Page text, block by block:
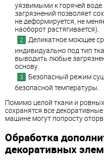
уязвимыми к горячей
загрязнений позволяет
не деформируется, не
наоборот растягивается).
Деликатное моющее
индивидуально под тип
выводить любые
основу.
Безопасный режим
безопасной температуры.
Помимо целой ткани и
сохранятся все
машине могут попросту
Обработка
декоративных